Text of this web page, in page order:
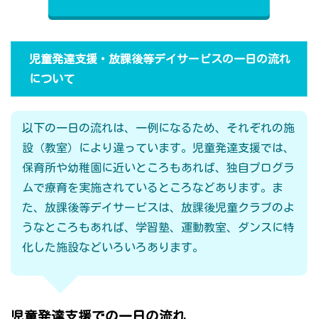
児童発達支援・放課後等デイサービスの一日の流れ
について
以下の一日の流れは、一例になるため、それぞれの施
設（教室）により違っています。児童発達支援では、
保育所や幼稚園に近いところもあれば、独自プログラ
ムで療育を実施されているところなどあります。ま
た、放課後等デイサービスは、放課後児童クラブのよ
うなところもあれば、学習塾、運動教室、ダンスに特
化した施設などいろいろあります。
児童発達支援での一日の流れ